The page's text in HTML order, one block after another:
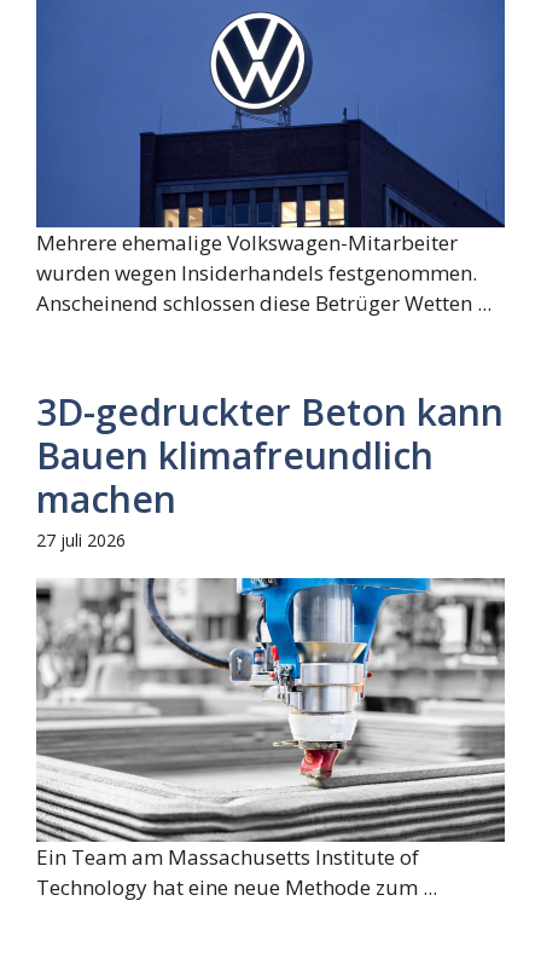
Mehrere ehemalige Volkswagen-Mitarbeiter
wurden wegen Insiderhandels festgenommen.
Anscheinend schlossen diese Betrüger Wetten ...
3D-gedruckter Beton kann
Bauen klimafreundlich
machen
27 juli 2026
Ein Team am Massachusetts Institute of
Technology hat eine neue Methode zum ...